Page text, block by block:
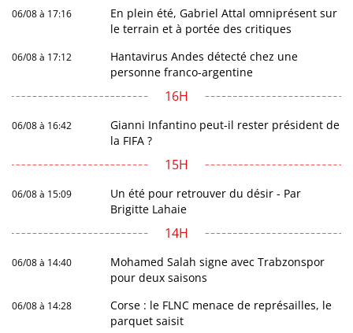
06/08 à 17:16
En plein été, Gabriel Attal omniprésent sur
le terrain et à portée des critiques
06/08 à 17:12
Hantavirus Andes détecté chez une
personne franco-argentine
16H
06/08 à 16:42
Gianni Infantino peut-il rester président de
la FIFA ?
15H
06/08 à 15:09
Un été pour retrouver du désir - Par
Brigitte Lahaie
14H
06/08 à 14:40
Mohamed Salah signe avec Trabzonspor
pour deux saisons
06/08 à 14:28
Corse : le FLNC menace de représailles, le
parquet saisit